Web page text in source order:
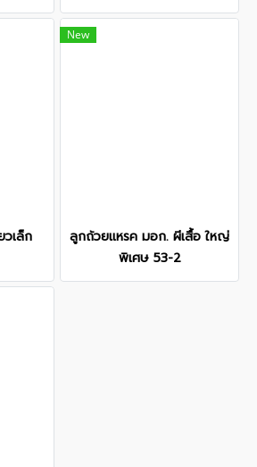
เล็ก
New
ลูกถ้วยแหรค มอก. ผีเสื้อ ใหญ่
พิเศษ 53-2